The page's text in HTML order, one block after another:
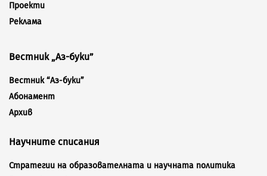
Проекти
Реклама
Вестник „Аз-буки”
Вестник “Аз-буки”
Абонамент
Архив
Научните списания
Стратегии на образователната и научната политика